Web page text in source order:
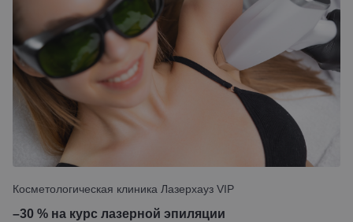
Косметологическая клиника Лазерхауз VIP
–30 % на курс лазерной эпиляции